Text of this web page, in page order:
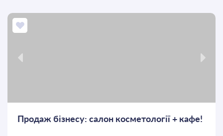
Продаж бізнесу: салон косметології + кафе!